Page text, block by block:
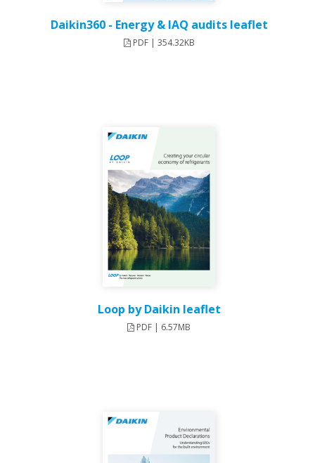
Daikin360 - Energy & IAQ audits leaflet
PDF | 354.32KB
Loop by Daikin leaflet
PDF | 6.57MB